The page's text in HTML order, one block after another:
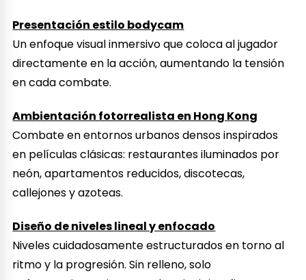
Presentación estilo bodycam
Un enfoque visual inmersivo que coloca al jugador
directamente en la acción, aumentando la tensión
en cada combate.
Ambientación fotorrealista en Hong Kong
Combate en entornos urbanos densos inspirados
en películas clásicas: restaurantes iluminados por
neón, apartamentos reducidos, discotecas,
callejones y azoteas.
Diseño de niveles lineal y enfocado
Niveles cuidadosamente estructurados en torno al
ritmo y la progresión. Sin relleno, solo